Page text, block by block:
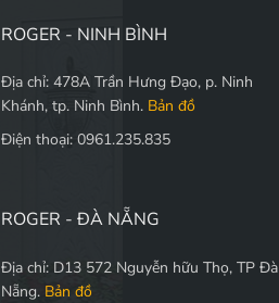
ROGER - NINH BÌNH
Địa chỉ: 478A Trần Hưng Đạo, p. Ninh
Khánh, tp. Ninh Bình. Bản đồ
Điện thoại: 0961.235.835
ROGER - ĐÀ NẴNG
Địa chỉ: D13 572 Nguyễn hữu Thọ, TP Đà
Nẵng. Bản đồ